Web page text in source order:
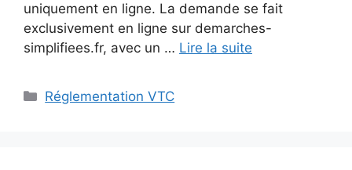
uniquement en ligne. La demande se fait
exclusivement en ligne sur demarches-
simplifiees.fr, avec un … Lire la suite
Catégories
Réglementation VTC